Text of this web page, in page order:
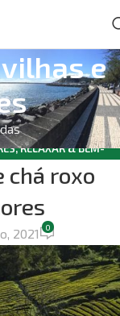
e
,RELAXAR & BEM-
chá roxo
2021 0